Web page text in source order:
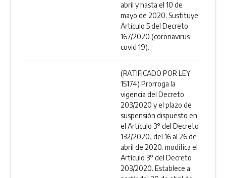
abril y hasta el 10 de
mayo de 2020. Sustituye
Artículo 5 del Decreto
167/2020 (coronavirus-
covid 19).
(RATIFICADO POR LEY
15174) Prorroga la
vigencia del Decreto
203/2020 y el plazo de
suspensión dispuesto en
el Artículo 3° del Decreto
132/2020, del 16 al 26 de
abril de 2020. modifica el
Artículo 3° del Decreto
203/2020. Establece a